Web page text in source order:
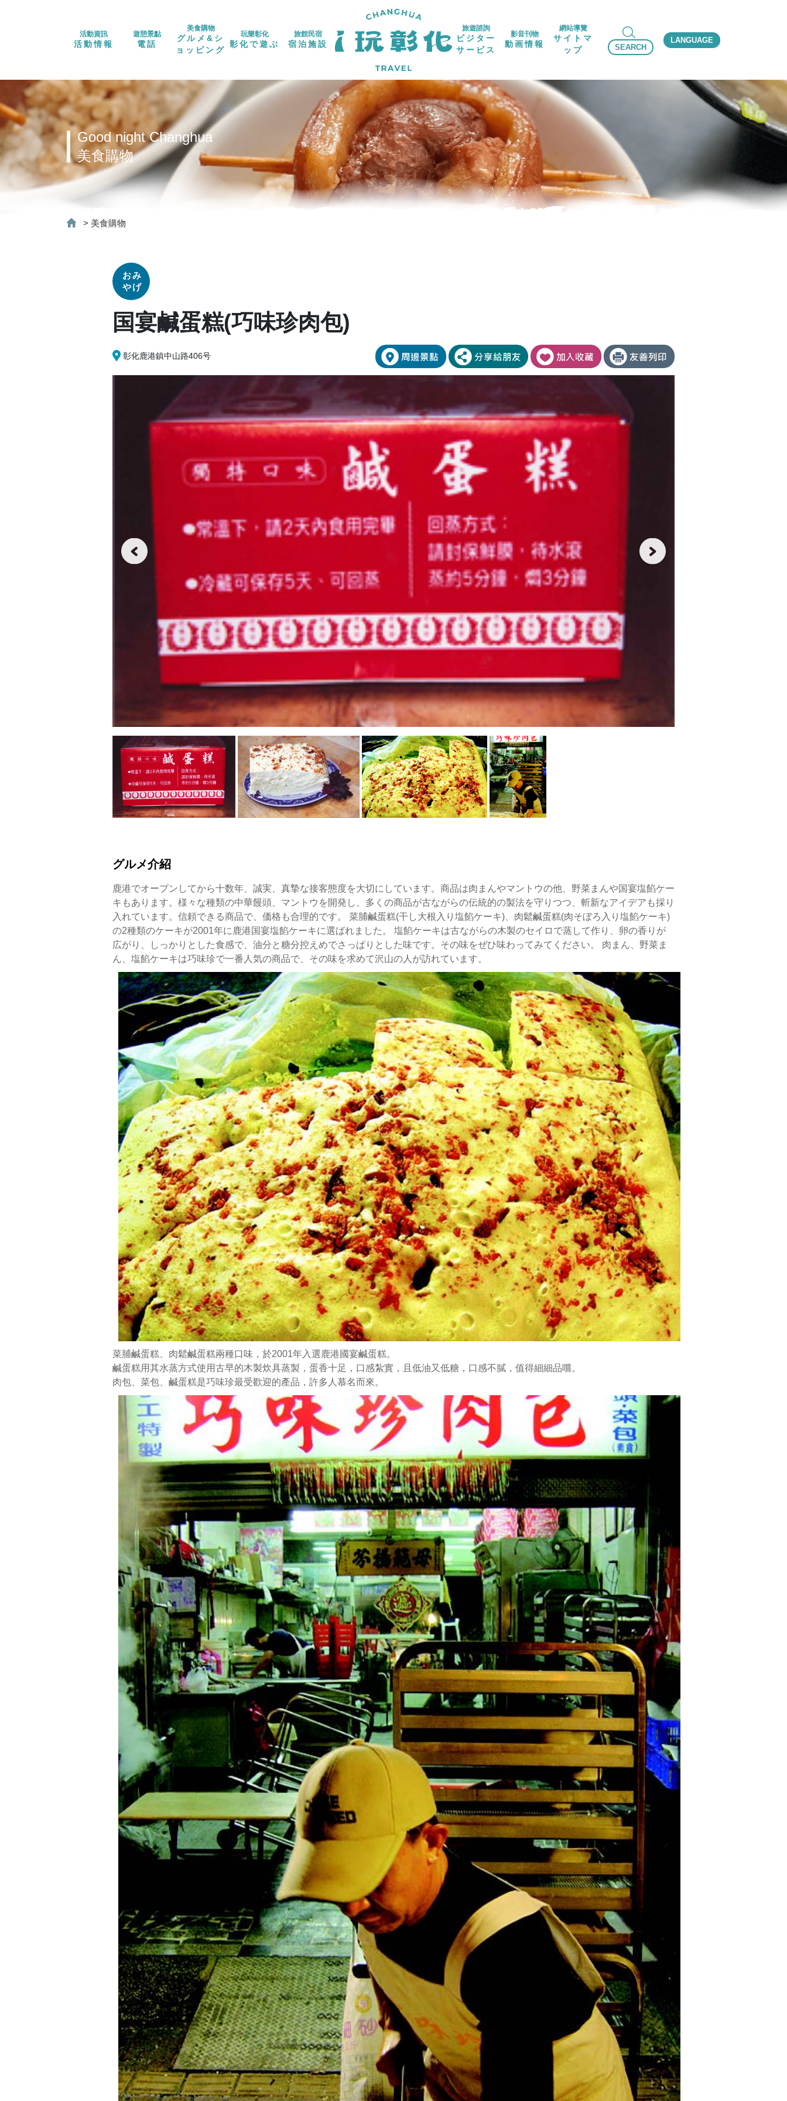
活動資訊
活動情報
遊憩景點
電話
美食購物
グルメ&シ
ョッピング
玩樂彰化
彰化で遊ぶ
旅館民宿
宿泊施設
旅遊諮詢
ビジター
サービス
影音刊物
動画情報
網站導覽
サイトマ
ップ
SEARCH
LANGUAGE
Good night Changhua
美食購物
> 美食購物
おみ
やげ
国宴鹹蛋糕(巧味珍肉包)
彰化鹿港鎮中山路406号
グルメ介紹
鹿港でオープンしてから十数年、誠実、真摯な接客態度を大切にしています。商品は肉まんやマントウの他、野菜まんや国宴塩餡ケー
キもあります。様々な種類の中華饅頭、マントウを開発し、多くの商品が古ながらの伝統的の製法を守りつつ、斬新なアイデアも採り
入れています。信頼できる商品で、価格も合理的です。 菜脯鹹蛋糕(干し大根入り塩餡ケーキ)、肉鬆鹹蛋糕(肉そぼろ入り塩餡ケーキ)
の2種類のケーキが2001年に鹿港国宴塩餡ケーキに選ばれました。 塩餡ケーキは古ながらの木製のセイロで蒸して作り、卵の香りが
広がり、しっかりとした食感で、油分と糖分控えめでさっぱりとした味です。その味をぜひ味わってみてください。 肉まん、野菜ま
ん、塩餡ケーキは巧味珍で一番人気の商品で、その味を求めて沢山の人が訪れています。
菜脯鹹蛋糕、肉鬆鹹蛋糕兩種口味，於2001年入選鹿港國宴鹹蛋糕。
鹹蛋糕用其水蒸方式使用古早的木製炊具蒸製，蛋香十足，口感紮實，且低油又低糖，口感不膩，值得細細品嚐。
肉包、菜包、鹹蛋糕是巧味珍最受歡迎的產品，許多人慕名而來。